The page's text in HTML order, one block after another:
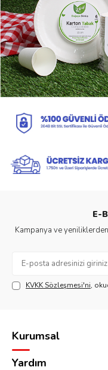
E-
Kampanya ve
KVKK Sözleşmesi'ni,
Kurumsal
Yardım